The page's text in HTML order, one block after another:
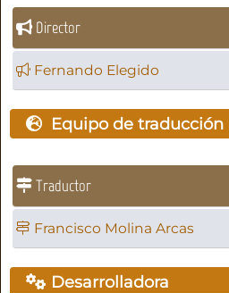
Director
Fernando Elegido
Equipo de traducción
Traductor
Francisco Molina Arcas
Desarrolladora